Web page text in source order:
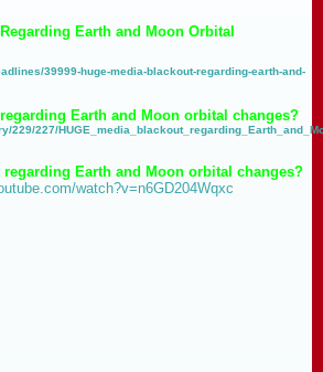
Earth and Moon Orbital
39999-huge-media-blackout-regarding-earth-and-
Earth and Moon orbital changes?
229/227/
regarding Earth and Moon orbital changes?
watch?v=n6GD204Wqxc